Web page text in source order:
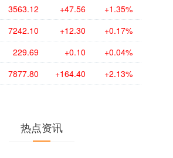
3563.12 +47.56 +1.35%
7242.10 +12.30 +0.17%
229.69 +0.10 +0.04%
7877.80 +164.40 +2.13%
热点资讯